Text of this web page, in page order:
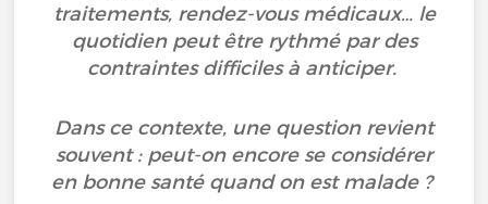
traitements, rendez-vous médicaux… le
quotidien peut être rythmé par des
contraintes difficiles à anticiper.
Dans ce contexte, une question revient
souvent : peut-on encore se considérer
en bonne santé quand on est malade ?